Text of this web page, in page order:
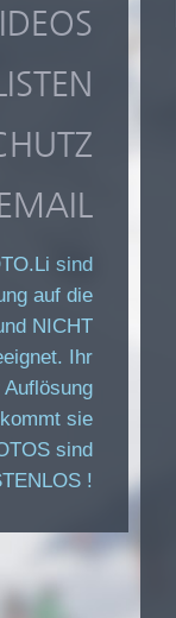
sind
auf die
NICHT
Ihr
sie
sind
!